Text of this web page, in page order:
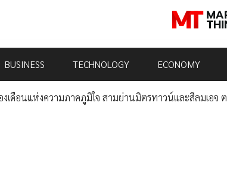
BUSINESS TECHNOLOGY ECONOMY